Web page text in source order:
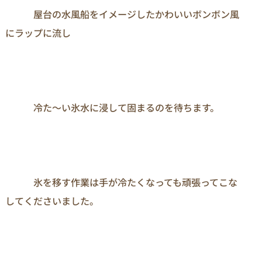
屋台の水風船をイメージしたかわいいボンボン風
にラップに流し
冷た～い氷水に浸して固まるのを待ちます。
氷を移す作業は手が冷たくなっても頑張ってこな
してくださいました。